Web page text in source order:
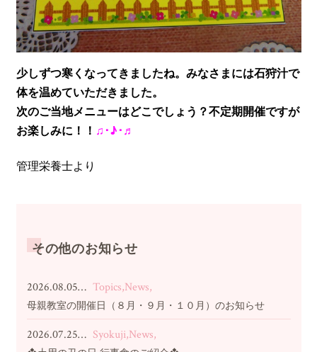
少しずつ寒くなってきましたね。みなさまには石狩汁で
体を温めていただきました。
次のご当地メニューはどこでしょう？不定期開催ですが
お楽しみに！！ ♫･♪･♬
管理栄養士より
その他のお知らせ
2026.08.05… Topics,News,
母親教室の開催日（８月・９月・１０月）のお知らせ
2026.07.25… Syokuji,News,